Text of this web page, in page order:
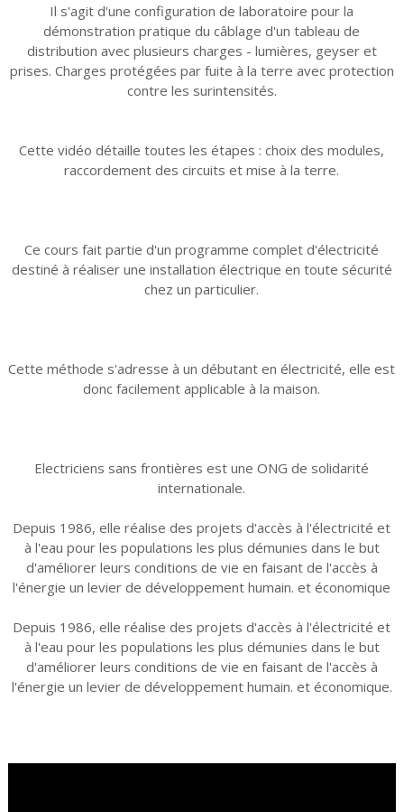
Il s'agit d'une configuration de laboratoire pour la
démonstration pratique du câblage d'un tableau de
distribution avec plusieurs charges - lumières, geyser et
prises. Charges protégées par fuite à la terre avec protection
contre les surintensités.
Cette vidéo détaille toutes les étapes : choix des modules,
raccordement des circuits et mise à la terre.
Ce cours fait partie d'un programme complet d'électricité
destiné à réaliser une installation électrique en toute sécurité
chez un particulier.
Cette méthode s'adresse à un débutant en électricité, elle est
donc facilement applicable à la maison.
Electriciens sans frontières est une ONG de solidarité
internationale.
Depuis 1986, elle réalise des projets d'accès à l'électricité et
à l'eau pour les populations les plus démunies dans le but
d'améliorer leurs conditions de vie en faisant de l'accès à
l'énergie un levier de développement humain. et économique
Depuis 1986, elle réalise des projets d'accès à l'électricité et
à l'eau pour les populations les plus démunies dans le but
d'améliorer leurs conditions de vie en faisant de l'accès à
l'énergie un levier de développement humain. et économique.